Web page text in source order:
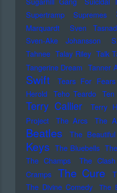
Supertramp
Supremes
Marquardt
Sven
Sven-Ake Johansson
Tahnee Talay Riley Talk
Tangerine Dream Tanner
Swift
Tears For Fears
Herold
Teho Teardo
Terry Callier Terry
Project
The Arcs The
Beatles
The
Keys The Bluebells
The Champs
The Clash
Cramps
The Cure
The Divine Comedy
The